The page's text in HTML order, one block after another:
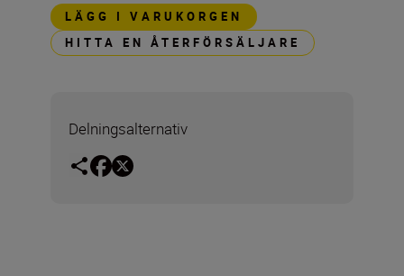
LÄGG I VARUKORGEN
HITTA EN ÅTERFÖRSÄLJARE
Delningsalternativ